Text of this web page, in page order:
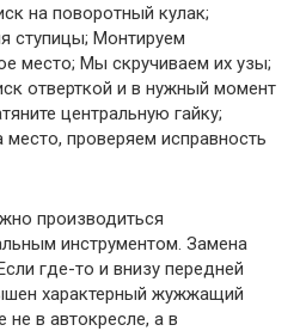
на поворотный кулак;
ступицы; Монтируем
место; Мы скручиваем их узы;
отверткой и в нужный момент
центральную гайку;
проверяем исправность
производиться
инструментом. Замена
где-то и внизу передней
характерный жужжащий
не в автокресле, а в